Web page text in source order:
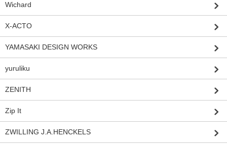
Wichard
X-ACTO
YAMASAKI DESIGN WORKS
yuruliku
ZENITH
Zip It
ZWILLING J.A.HENCKELS